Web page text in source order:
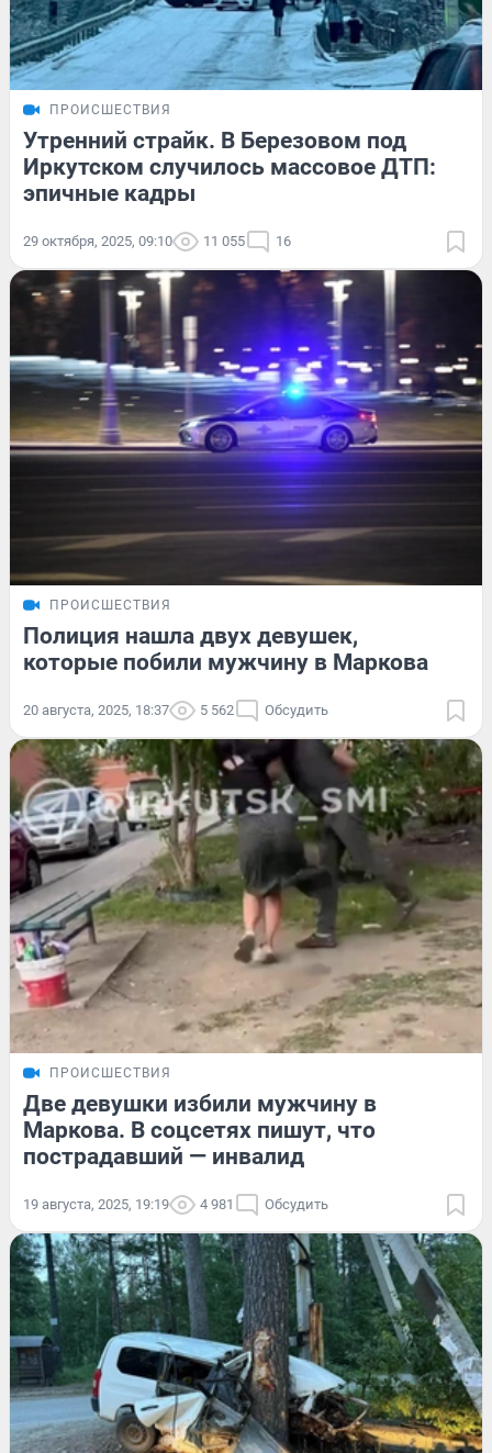
ПРОИСШЕСТВИЯ
Утренний страйк. В Березовом под
Иркутском случилось массовое ДТП:
эпичные кадры
29 октября, 2025, 09:10 11 055 16
ПРОИСШЕСТВИЯ
Полиция нашла двух девушек,
которые побили мужчину в Маркова
20 августа, 2025, 18:37 5 562 Обсудить
ПРОИСШЕСТВИЯ
Две девушки избили мужчину в
Маркова. В соцсетях пишут, что
пострадавший — инвалид
19 августа, 2025, 19:19 4 981 Обсудить